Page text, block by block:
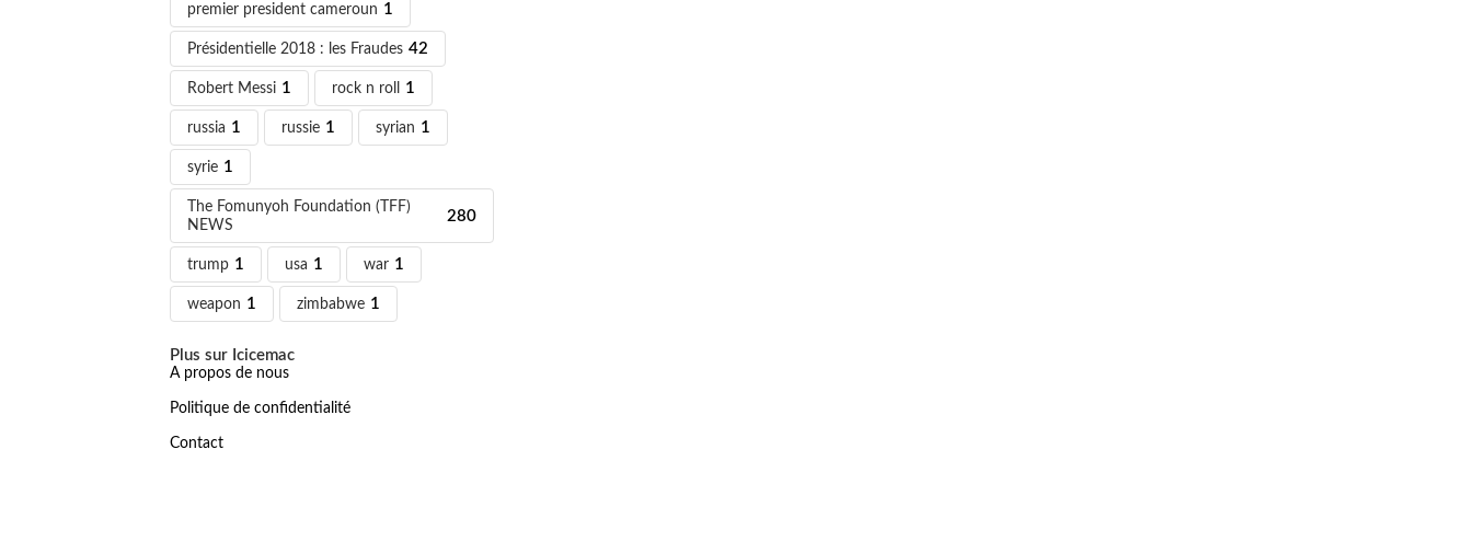
premier president cameroun 1
Présidentielle 2018 : les Fraudes 42
Robert Messi 1 rock n roll 1
russia 1 russie 1 syrian 1
syrie 1
The Fomunyoh Foundation (TFF)
NEWS
280
trump 1 usa 1 war 1
weapon 1 zimbabwe 1
Plus sur Icicemac
A propos de nous
Politique de confidentialité
Contact